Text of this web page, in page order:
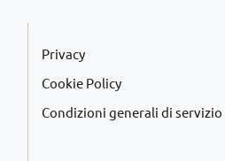
Privacy
Cookie Policy
Condizioni generali di servizio